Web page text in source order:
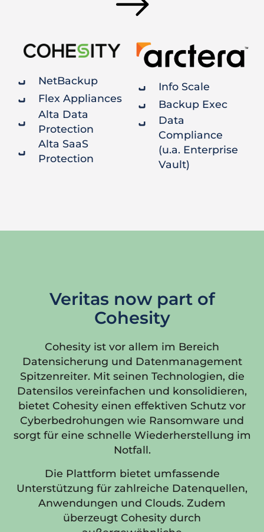
NetBackup
Flex Appliances
Alta Data
Protection
Alta SaaS
Protection
Info Scale
Backup Exec
Data
Compliance
(u.a. Enterprise
Vault)
Veritas now part of
Cohesity
Cohesity ist vor allem im Bereich
Datensicherung und Datenmanagement
Spitzenreiter. Mit seinen Technologien, die
Datensilos vereinfachen und konsolidieren,
bietet Cohesity einen effektiven Schutz vor
Cyberbedrohungen wie Ransomware und
sorgt für eine schnelle Wiederherstellung im
Notfall.
Die Plattform bietet umfassende
Unterstützung für zahlreiche Datenquellen,
Anwendungen und Clouds. Zudem
überzeugt Cohesity durch